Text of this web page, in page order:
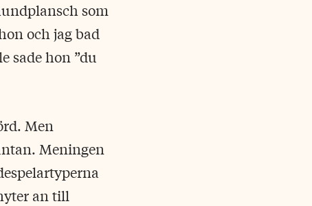
som
och jag bad
sade hon ”du
Men
Meningen
an till